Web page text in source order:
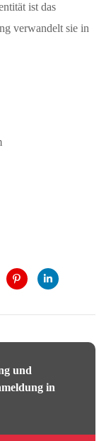
ist das
verwandelt sie in
und
in